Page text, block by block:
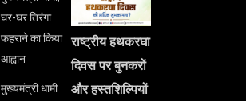
घर-घर तिरंगा
फहराने का किया
आह्वान
मुख्यमंत्री धामी
राष्ट्रीय हथकरघा
दिवस पर बुनकरों
और हस्तशिल्पियों